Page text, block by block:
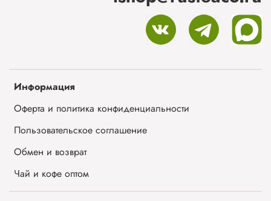
Информация
Оферта и политика конфиденциальности
Пользовательское соглашение
Обмен и возврат
Чай и кофе оптом